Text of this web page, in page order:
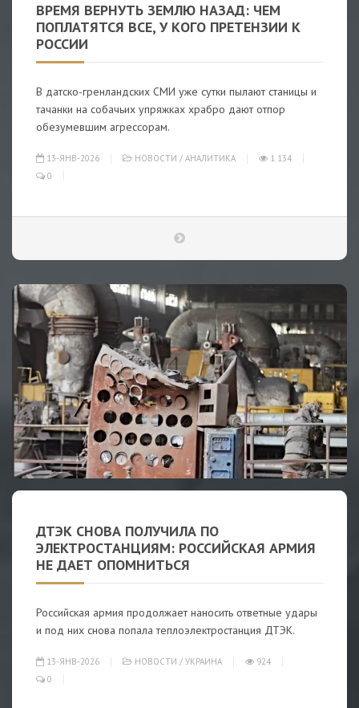
ВРЕМЯ ВЕРНУТЬ ЗЕМЛЮ НАЗАД: ЧЕМ
ПОПЛАТЯТСЯ ВСЕ, У КОГО ПРЕТЕНЗИИ К
РОССИИ
В датско-гренландских СМИ уже сутки пылают станицы и
тачанки на собачьих упряжках храбро дают отпор
обезумевшим агрессорам.
13-ЯНВ-2026 НОВОСТИ / АНАЛИТИКА
1 134
0
ДТЭК СНОВА ПОЛУЧИЛА ПО
ЭЛЕКТРОСТАНЦИЯМ: РОССИЙСКАЯ АРМИЯ
НЕ ДАЕТ ОПОМНИТЬСЯ
Российская армия продолжает наносить ответные удары
и под них снова попала теплоэлектростанция ДТЭК.
13-ЯНВ-2026 НОВОСТИ / УКРАИНА
924
0